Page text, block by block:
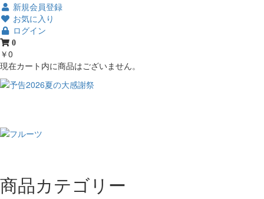
新規会員登録
お気に入り
ログイン
0
￥0
現在カート内に商品はございません。
商品カテゴリー